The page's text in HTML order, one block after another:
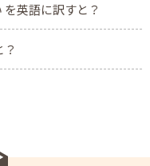
英語に訳すと？